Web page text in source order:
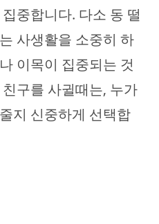
중합니다. 다소 동 떨
사생활을 소중히 하
이목이 집중되는 것
구를 사귈때는, 누가
지 신중하게 선택합